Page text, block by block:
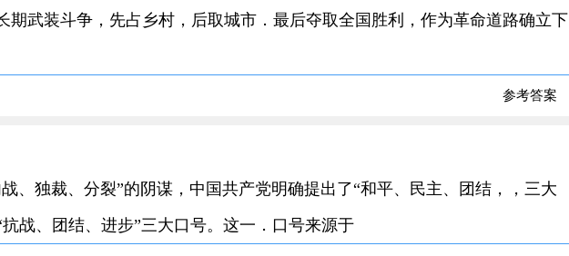
期武装斗争，先占乡村，后取城市．最后夺取全国胜利，作为革命道路确立下
参考答案
、独裁、分裂”的阴谋，中国共产党明确提出了“和平、民主、团结，，三大
战、团结、进步”三大口号。这一．口号来源于